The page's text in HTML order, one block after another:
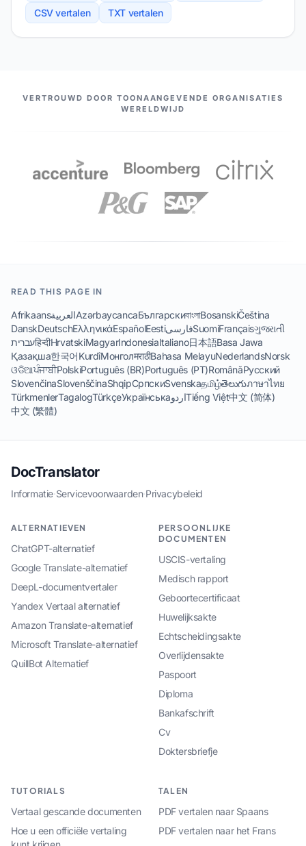
CSV vertalen
TXT vertalen
ONZE PARTNERS
VERTROUWD DOOR TOONAANGEVENDE ORGANISATIES
WERELDWIJD
READ THIS PAGE IN
AfrikaansالعربيةAzərbaycancaБългарскиবাংলাBosanskiČeština
DanskDeutschΕλληνικάEspañolEestiفارسیSuomiFrançaisગુજરાતી
עבריתहिन्दीHrvatskiMagyarIndonesiaItaliano日本語Basa Jawa
Қазақша한국어KurdîМонголमराठीBahasa MelayuNederlandsNorsk
ଓଡିଆਪੰਜਾਬੀPolskiPortuguês (BR)Português (PT)RomânăРусский
SlovenčinaSlovenščinaShqipСрпскиSvenskaதமிழ்తెలుగుภาษาไทย
TürkmenlerTagalogTürkçeУкраїнськаاردوTiếng Việt中文 (简体)
中文 (繁體)
DocTranslator
Informatie·Servicevoorwaarden·Privacybeleid
ALTERNATIEVEN
ChatGPT-alternatief
Google Translate-alternatief
DeepL-documentvertaler
Yandex Vertaal alternatief
Amazon Translate-alternatief
Microsoft Translate-alternatief
QuillBot Alternatief
PERSOONLIJKE
DOCUMENTEN
USCIS-vertaling
Medisch rapport
Geboortecertificaat
Huwelijksakte
Echtscheidingsakte
Overlijdensakte
Paspoort
Diploma
Bankafschrift
Cv
Doktersbriefje
TUTORIALS
Vertaal gescande documenten
Hoe u een officiële vertaling
TALEN
PDF vertalen naar Spaans
PDF vertalen naar het Frans